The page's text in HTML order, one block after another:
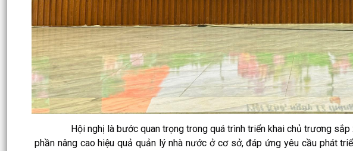
Hội nghị là bước quan trọng trong quá trình triển khai chủ trương sắp
phần nâng cao hiệu quả quản lý nhà nước ở cơ sở, đáp ứng yêu cầu phát